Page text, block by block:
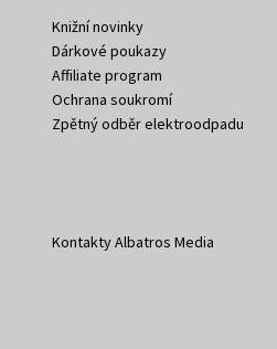
Knižní novinky
Dárkové poukazy
Affiliate program
Ochrana soukromí
Zpětný odběr elektroodpadu
Kontakty Albatros Media